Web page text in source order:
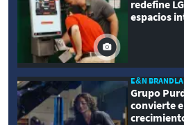
redefine
espacios
E&N
Grupo
convierte